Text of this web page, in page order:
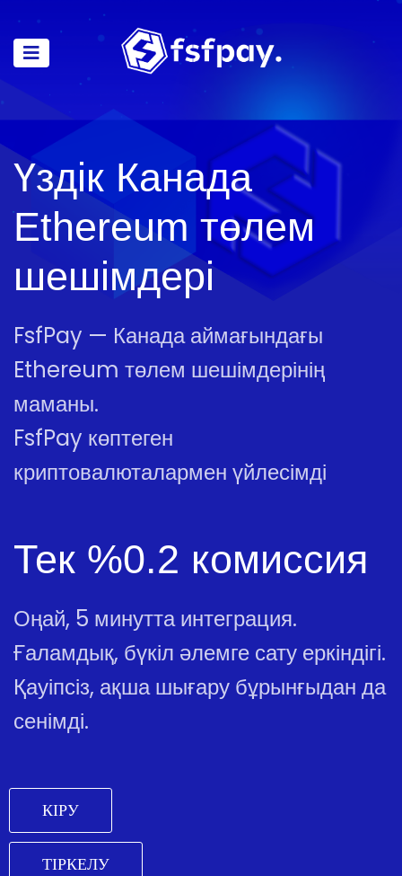
Үздік Канада
Ethereum төлем
шешімдері
FsfPay — Канада аймағындағы
Ethereum төлем шешімдерінің
маманы.
FsfPay көптеген
криптовалюталармен үйлесімді
Тек %0.2 комиссия
Оңай, 5 минутта интеграция.
Ғаламдық, бүкіл әлемге сату еркіндігі.
Қауіпсіз, ақша шығару бұрынғыдан да
сенімді.
КІРУ
ТІРКЕЛУ